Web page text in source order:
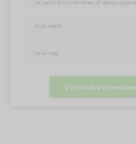
Verzoek verzenden